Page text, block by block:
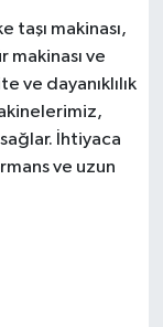
taşı makinası,
makinası ve
ve dayanıklılık
İhtiyaca
ve uzun